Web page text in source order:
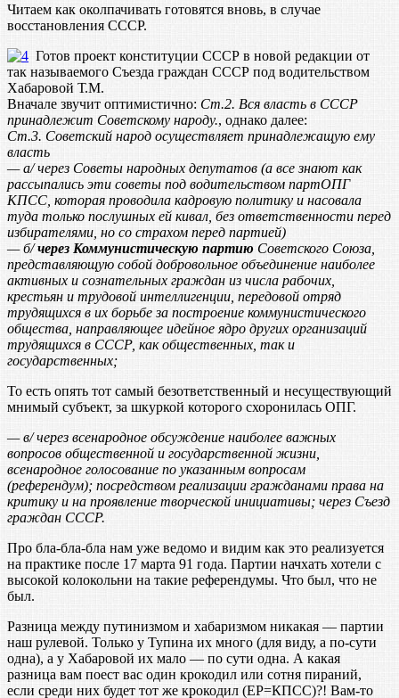
Читаем как околпачивать готовятся вновь, в случае
восстановления СССР.
Готов проект конституции СССР в новой редакции от
так называемого Съезда граждан СССР под водительством
Хабаровой Т.М.
Вначале звучит оптимистично: Ст.2. Вся власть в СССР
принадлежит Советскому народу., однако далее:
Ст.3. Советский народ осуществляет принадлежащую ему
власть
— а/ через Советы народных депутатов (а все знают как
рассыпались эти советы под водительством партОПГ
КПСС, которая проводила кадровую политику и насовала
туда только послушных ей кивал, без ответственности перед
избирателями, но со страхом перед партией)
— б/через Коммунистическую партию Советского Союза,
представляющую собой добровольное объединение наиболее
активных и сознательных граж­дан из числа рабочих,
крестьян и трудовой интеллигенции, передовой от­ряд
трудящихся в их борьбе за построение коммунистического
общества, направляющее идейное ядро других организаций
трудящихся в СССР, как общественных, так и
государственных;
То есть опять тот самый безответственный и несуществующий
мнимый субъект, за шкуркой которого схоронилась ОПГ.
— в/ через всенародное обсуждение наиболее важных
вопросов общественной и государственной жизни,
всенародное голосование по указанным вопросам
(референдум); посредством реализации гражданами права на
кри­тику и на проявление творческой инициативы; через Съезд
граждан СССР.
Про бла-бла-бла нам уже ведомо и видим как это реализуется
на практике после 17 марта 91 года. Партии начхать хотели с
высокой колокольни на такие референдумы. Что был, что не
был.
Разница между путинизмом и хабаризмом никакая — партии
наш рулевой. Только у Тупина их много (для виду, а по-сути
одна), а у Хабаровой их мало — по сути одна. А какая
разница вам поест вас один крокодил или сотня пираний,
если среди них будет тот же крокодил (ЕР=КПСС)?! Вам-то